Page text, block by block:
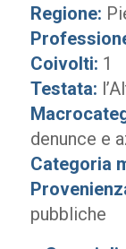
Regione:
Coivolti: 1
Testata:
denunce e
Categoria
pubbliche